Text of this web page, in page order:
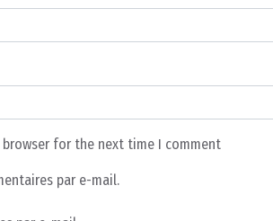
browser for the next time I comment
par e-mail.